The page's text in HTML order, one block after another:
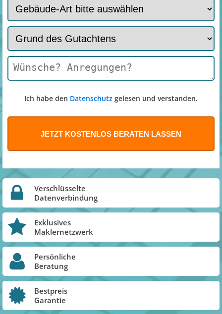
Ich habe den Datenschutz gelesen und verstanden.
Verschlüsselte
Datenverbindung
Exklusives
Maklernetzwerk
Persönliche
Beratung
Bestpreis
Garantie